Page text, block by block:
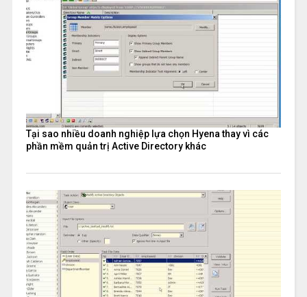
Tại sao nhiều doanh nghiệp lựa chọn Hyena thay vì các
phần mềm quản trị Active Directory khác